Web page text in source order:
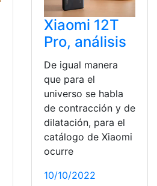
Xiaomi 12T
Pro, análisis
De igual manera
que para el
universo se habla
de contracción y de
dilatación, para el
catálogo de Xiaomi
ocurre
10/10/2022